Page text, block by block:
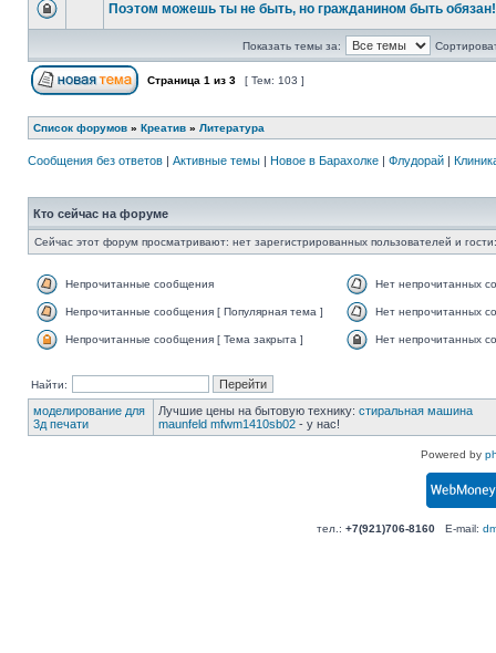
Поэтом можешь ты не быть, но гражданином быть
Показать темы за:
Страница 1 из 3 [ Тем: 103 ]
Список форумов » Креатив » Литература
Сообщения без ответов | Активные темы | Новое в Барахолке | Флудорай |
Кто сейчас на форуме
Сейчас этот форум просматривают: нет зарегистрированных пользователей и
Непрочитанные сообщения Нет непрочитанных
Непрочитанные сообщения [ Популярная тема ] Нет непрочитанных
Непрочитанные сообщения [ Тема закрыта ] Нет непрочитанных
Найти:
моделирование для
3д печати
Лучшие цены на бытовую технику: стиральная машина
maunfeld mfwm1410sb02 - у нас!
Powered by
тел.: +7(921)706-8160E-mail: